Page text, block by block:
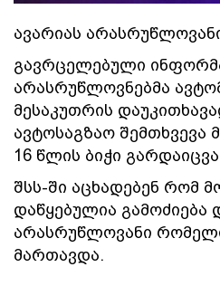
ავარიას
გავრცელებული
არასრუწლოვნებმა
მესაკუთრის
ავტოსაგზაო
16 წლის ბიჭი
შსს-ში აცხადებენ რომ
დაწყებულია გამოძიება
არასრუწლოვანი
მართავდა.